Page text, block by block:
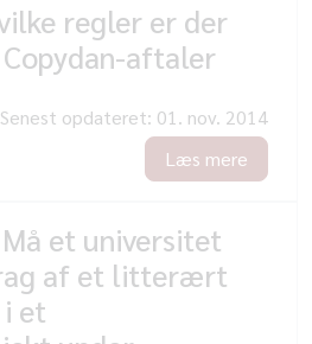
regler er der
aftaler
Senest opdateret: 01. nov. 2014
Læs mere
et universitet
af et litterært
et